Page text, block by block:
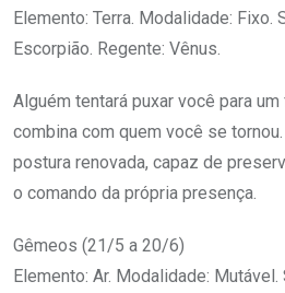
Elemento: Terra. Modalidade: Fixo.
Escorpião. Regente: Vênus.
Alguém tentará puxar você para
combina com quem você se
postura renovada, capaz de
o comando da própria presença.
Gêmeos (21/5 a 20/6)
Elemento: Ar. Modalidade: